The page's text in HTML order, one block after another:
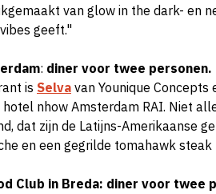
van glow in the dark- en
geeft."
: diner voor twee personen.
is Selva van Younique
nhow Amsterdam RAI. Niet
dat zijn de Latijns-Amerikaanse
en een gegrilde tomahawk
Club in Breda: diner voor twee